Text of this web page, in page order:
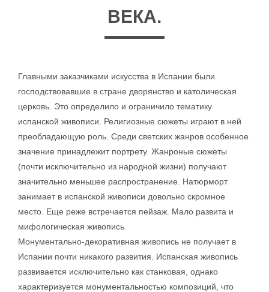
ВЕКА.
Главными заказчиками искусства в Испании были
господствовавшие в стране дворянство и католическая
церковь. Это определило и ограничило тематику
испанской живописи. Религиозные сюжеты играют в ней
преобладающую роль. Среди светских жанров особенное
значение принадлежит портрету. Жанроные сюжеты
(почти исключительно из народной жизни) получают
значительно меньшее распространение. Натюрморт
занимает в испанской живописи довольно скромное
место. Еще реже встречается пейзаж. Мало развита и
мифологическая живопись.
Монументально-декоративная живопись не получает в
Испании почти никакого развития. Испанская живопись
развивается исключительно как станковая, однако
характеризуется монументальностью композиций, что